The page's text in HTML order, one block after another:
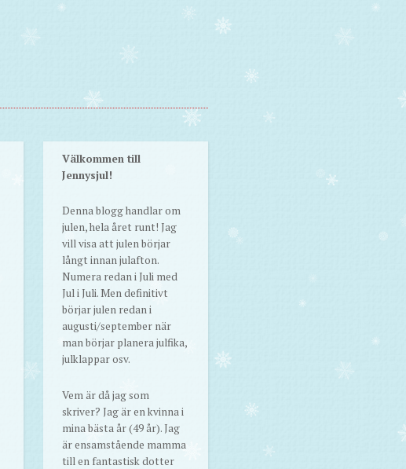
Välkommen till
Jennysjul!
Denna blogg handlar om
julen, hela året runt! Jag
vill visa att julen börjar
långt innan julafton.
Numera redan i Juli med
Jul i Juli. Men definitivt
börjar julen redan i
augusti/september när
man börjar planera julfika,
julklappar osv.
Vem är då jag som
skriver? Jag är en kvinna i
mina bästa år (49 år). Jag
är ensamstående mamma
till en fantastisk dotter